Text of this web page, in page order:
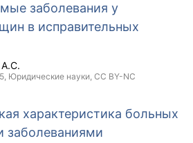
заболевания у
в исправительных
А.С.
, Юридические науки, CC BY-NC
характеристика больных
заболеваниями